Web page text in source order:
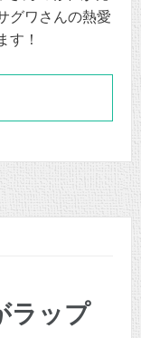
グワさんの熱愛
す！
ラップ